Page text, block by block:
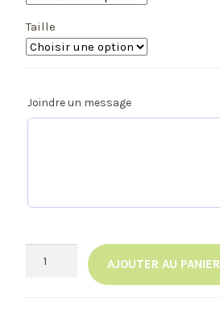
Taille
Joindre un message
AJOUTER AU PANIER